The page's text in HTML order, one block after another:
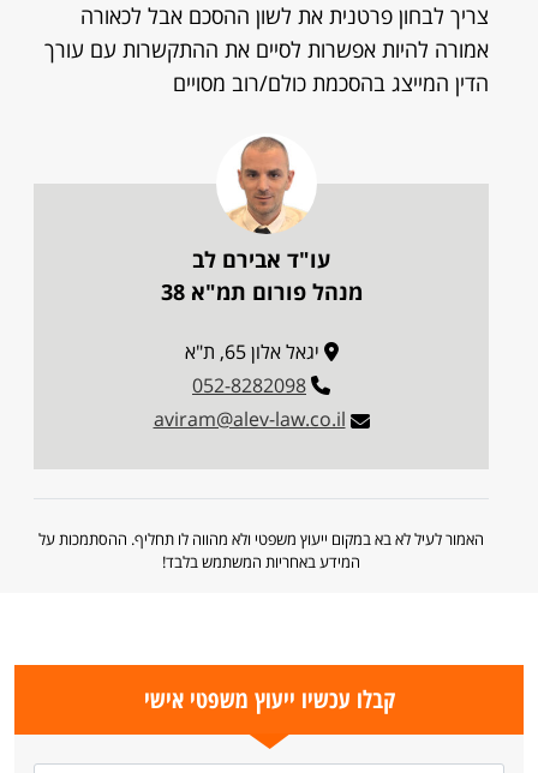
צריך לבחון פרטנית את לשון ההסכם אבל לכאורה
אמורה להיות אפשרות לסיים את ההתקשרות עם עורך
הדין המייצג בהסכמת כולם/רוב מסויים
עו"ד אבירם לב
מנהל פורום תמ"א 38
יגאל אלון 65, ת"א
052-8282098
aviram@alev-law.co.il
האמור לעיל לא בא במקום ייעוץ משפטי ולא מהווה לו תחליף. ההסתמכות על
המידע באחריות המשתמש בלבד!
קבלו עכשיו ייעוץ משפטי אישי